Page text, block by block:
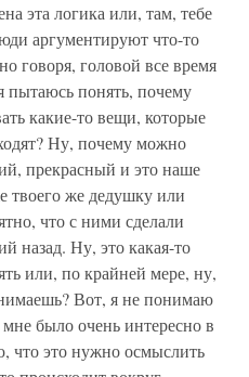
эта логика или, там, тебе
аргументируют что-то
говоря, головой все время
пытаюсь понять, почему
какие-то вещи, которые
Ну, почему можно
прекрасный и это наше
твоего же дедушку или
что с ними сделали
назад. Ну, это какая-то
или, по крайней мере, ну,
Вот, я не понимаю
было очень интересно в
что это нужно осмыслить